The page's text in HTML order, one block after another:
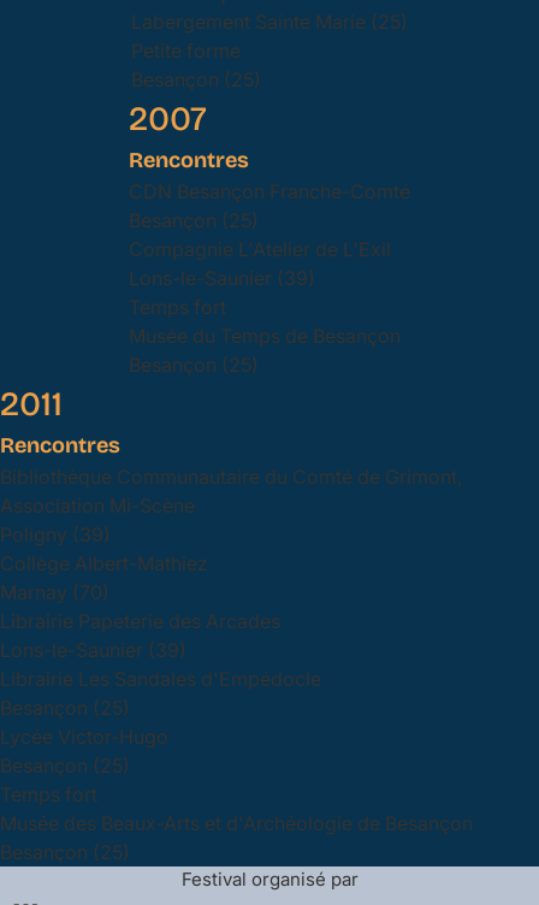
Labergement Sainte Marie (25)
Petite forme
Besançon (25)
2007
Rencontres
CDN Besançon Franche-Comté
Besançon (25)
Compagnie L'Atelier de L'Exil
Lons-le-Saunier (39)
Temps fort
Musée du Temps de Besançon
Besançon (25)
2011
Rencontres
Bibliothèque Communautaire du Comté de Grimont,
Association Mi-Scène
Poligny (39)
Collège Albert-Mathiez
Marnay (70)
Librairie Papeterie des Arcades
Lons-le-Saunier (39)
Librairie Les Sandales d'Empédocle
Besançon (25)
Lycée Victor-Hugo
Besançon (25)
Temps fort
Musée des Beaux-Arts et d'Archéologie de Besançon
Besançon (25)
Festival organisé par